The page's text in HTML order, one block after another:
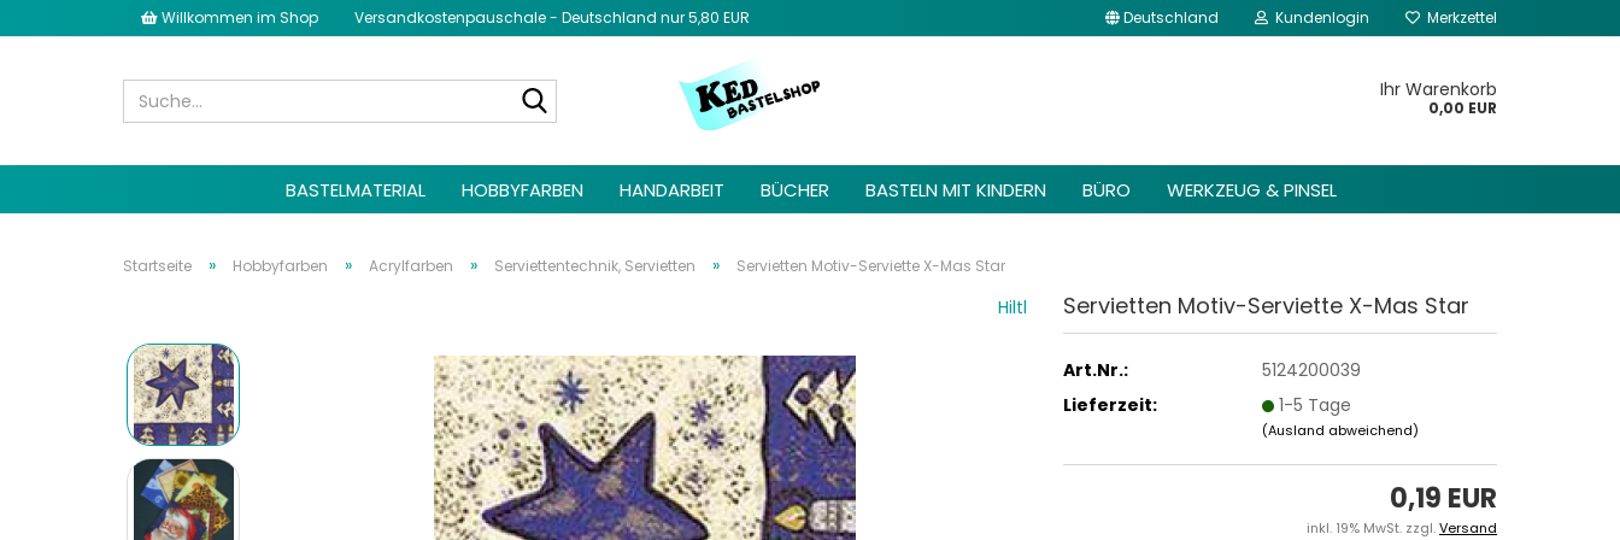
Willkommen im Shop Versandkostenpauschale - Deutschland nur 5,80 EUR Deutschland Kundenlogin Merkzettel
Ihr Warenkorb
0,00 EUR
BASTELMATERIAL HOBBYFARBEN HANDARBEIT BÜCHER BASTELN MIT KINDERN BÜRO WERKZEUG & PINSEL
Startseite » Hobbyfarben » Acrylfarben » Serviettentechnik, Servietten » Servietten Motiv-Serviette X-Mas Star
Hiltl Servietten Motiv-Serviette X-Mas Star
Art.Nr.:
5124200039
Lieferzeit:
1-5 Tage
(Ausland abweichend)
0,19 EUR
inkl. 19% MwSt. zzgl.Versand